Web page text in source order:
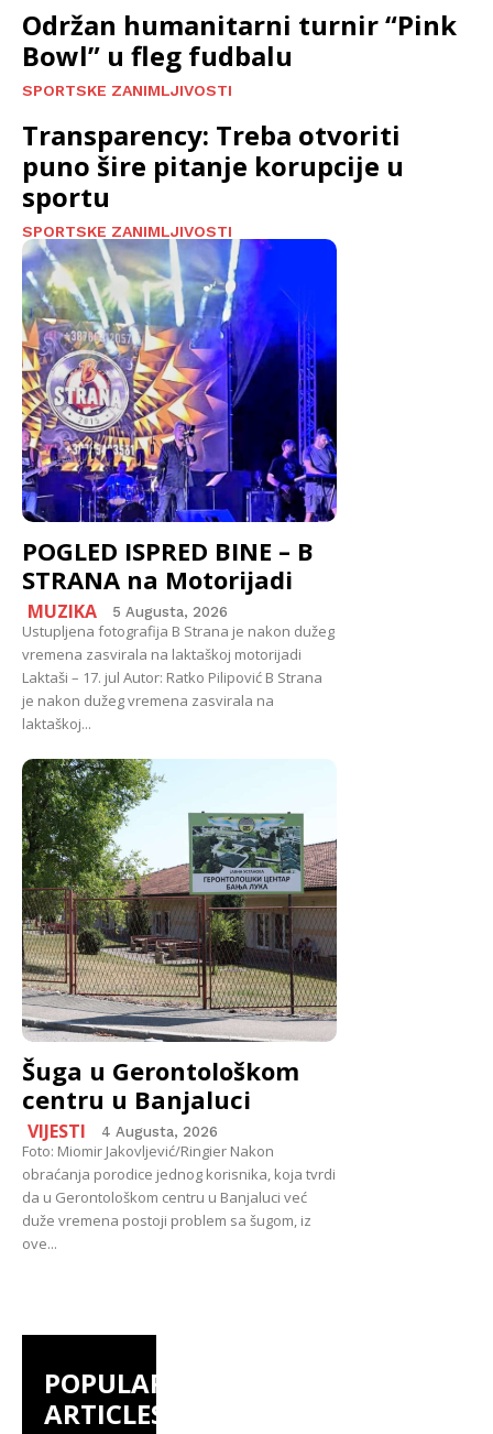
Održan humanitarni turnir “Pink
Bowl” u fleg fudbalu
SPORTSKE ZANIMLJIVOSTI
Transparency: Treba otvoriti
puno šire pitanje korupcije u
sportu
SPORTSKE ZANIMLJIVOSTI
POGLED ISPRED BINE – B
STRANA na Motorijadi
MUZIKA 5 Augusta, 2026
Ustupljena fotografija B Strana je nakon dužeg
vremena zasvirala na laktaškoj motorijadi
Laktaši – 17. jul Autor: Ratko Pilipović B Strana
je nakon dužeg vremena zasvirala na
laktaškoj...
Šuga u Gerontološkom
centru u Banjaluci
VIJESTI 4 Augusta, 2026
Foto: Miomir Jakovljević/Ringier Nakon
obraćanja porodice jednog korisnika, koja tvrdi
da u Gerontološkom centru u Banjaluci već
duže vremena postoji problem sa šugom, iz
ove...
POPULAR
ARTICLES